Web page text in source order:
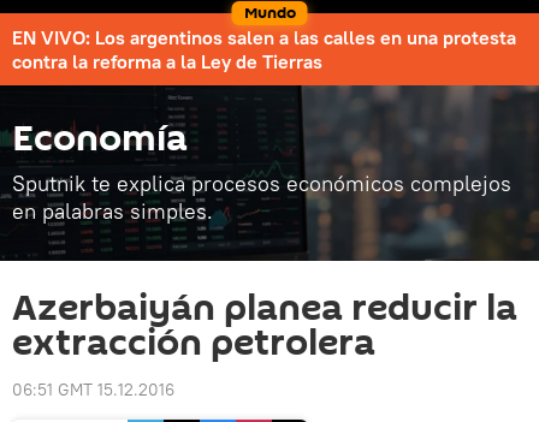
Mundo
EN VIVO: Los argentinos salen a las calles en una protesta
contra la reforma a la Ley de Tierras
Economía
Sputnik te explica procesos económicos complejos
en palabras simples.
Azerbaiyán planea reducir la
extracción petrolera
06:51 GMT 15.12.2016